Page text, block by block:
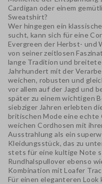
Cardigan oder einem
Sweatshirt?
Wer hingegen ein
sucht, kann sich für eine
Evergreen der Herbst- und
von seiner zeitlosen
lange Tradition und breitete
Jahrhundert mit der
weichen, robusten und
vor allem auf der Jagd und
später zu einem wichtigen
siebziger Jahren erlebten
britischen Mode eine echte
weichen Cordhosen mit
Ausstrahlung als ein
Kleidungsstück, das zu
stets für eine kultige Note
Rundhalspullover ebenso
Kombination mit Loafer
Für einen eleganteren Look